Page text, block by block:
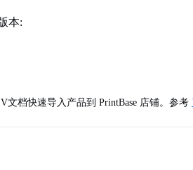
本:
文档快速导入产品到 PrintBase 店铺。参考